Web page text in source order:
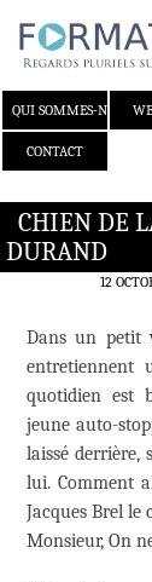
QUI SOMMES-NOUS ?
CONTACT
CHIEN DE
DURAND
12
Dans un petit
entretiennent
quotidien est
jeune auto-
laissé
lui. Comment
Jacques Brel le
Monsieur, On